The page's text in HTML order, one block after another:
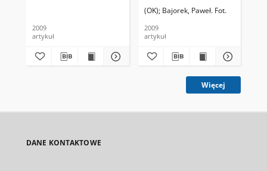
2009
artykuł
(OK) Bajorek, Paweł. Fot.
2009
artykuł
Więcej
DANE KONTAKTOWE